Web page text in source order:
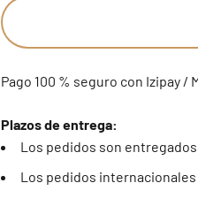
21 estándar
22 estándar - 10 americana
23 estándar
25 estándar - 11 americana
Pago 100 % seguro con Izipay /
Plazos de entrega:
Los pedidos son
Los pedidos internacionales